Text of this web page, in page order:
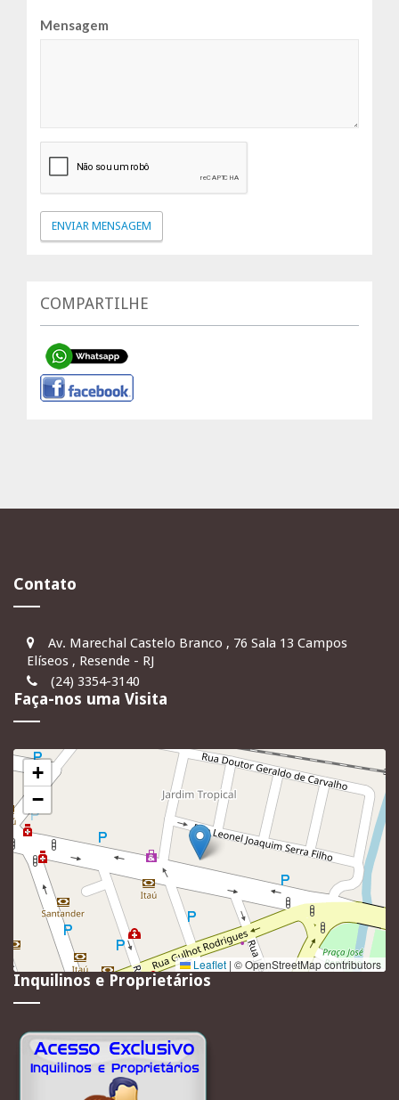
Mensagem
COMPARTILHE
Contato
Av. Marechal Castelo Branco , 76 Sala 13 Campos
Elíseos , Resende - RJ
(24) 3354-3140
Faça-nos uma Visita
+
−
Leaflet | © OpenStreetMap contributors
Inquilinos e Proprietários